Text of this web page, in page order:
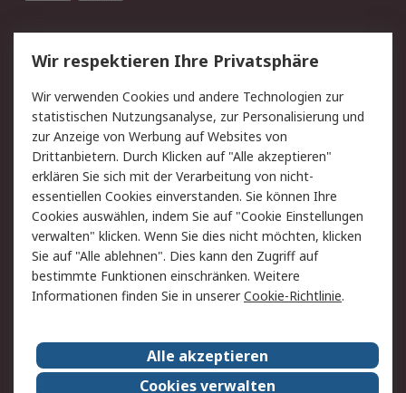
Service
Value Added Services
Lieferlösungen
Rücksendung/Entsorgung Kontakt
Hilfe
Rechtliches
RS Verkaufs- und
Lieferbedingungen
Datenschutz
Cookie-Richtlinie
Zahlungsbedingungen
Impressum
Webseite Konditionen
RS weltweit
Karriere bei RS
Nachhaltigkeit
Wir respektieren Ihre Privatsphäre
Wir verwenden Cookies und andere Technologien zur
statistischen Nutzungsanalyse, zur Personalisierung und
zur Anzeige von Werbung auf Websites von
Drittanbietern. Durch Klicken auf "Alle akzeptieren"
erklären Sie sich mit der Verarbeitung von nicht-
essentiellen Cookies einverstanden. Sie können Ihre
Cookies auswählen, indem Sie auf "Cookie Einstellungen
verwalten" klicken. Wenn Sie dies nicht möchten, klicken
Sie auf "Alle ablehnen". Dies kann den Zugriff auf
bestimmte Funktionen einschränken. Weitere
Informationen finden Sie in unsererCookie-Richtlinie.
Alle akzeptieren
Cookies verwalten